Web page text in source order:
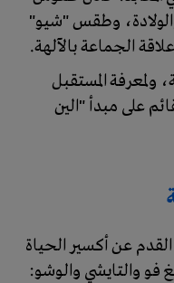
وطقس "شيو"
الجماعة بالآلهة.
ولمعرفة المستقبل
على مبدأ "الين
عن أكسير الحياة
فو والتايشي والوشو: